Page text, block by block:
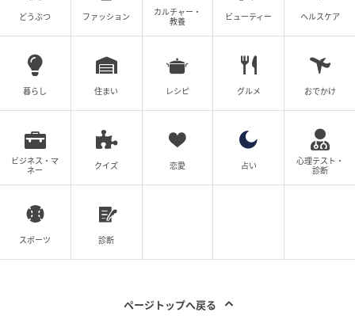
けでも終わらないところに、高畑さんの強さがありま
す。
朝ドラヒロインで得た親しみやすさと、映画で磨かれ
た静かな説得力をあわせ持つ高畑さん。これからも、
作品に確かな余韻を残す俳優として進化を続けていく
はずです！
※記事は執筆時点の情報です
次の記事
#1 子どもの実名と顔を晒すママ、大丈夫か
な？なんて心配していたら。
の記事をもっとみる
どうぶつ ファッション
カルチャー・
教養
ビューティー ヘルスケア
暮らし 住まい レシピ グルメ おでかけ
ビジネス・マ
ネー
クイズ 恋愛 占い
心理テスト・
診断
スポーツ 診断
ページトップへ戻る